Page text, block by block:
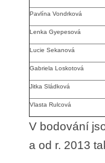
Pavlína Vondrková
Lenka Gyepesová
Lucie Sekanová
Gabriela Loskotová
Jitka Sládková
Vlasta Rulcová
V bodování
a od r. 2013